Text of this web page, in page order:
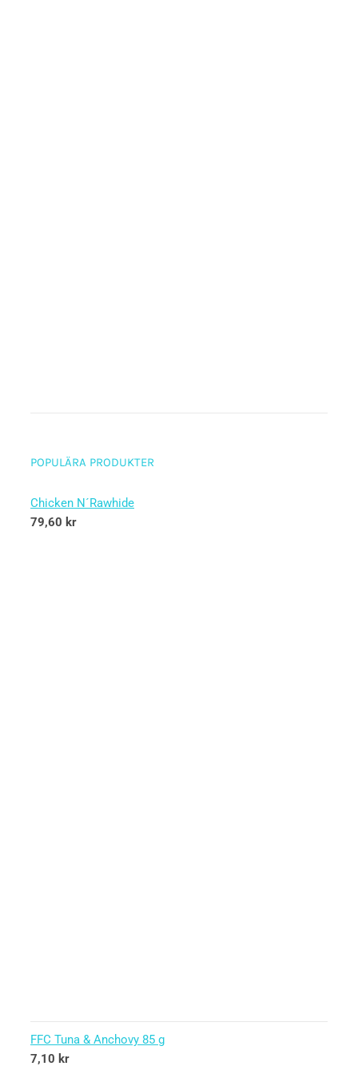
POPULÄRA PRODUKTER
Chicken N´Rawhide
79,60 kr
FFC Tuna & Anchovy 85 g
7,10 kr